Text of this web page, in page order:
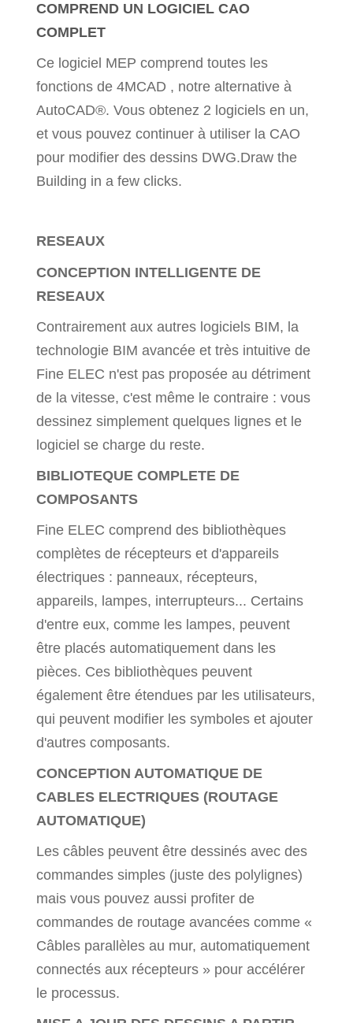
COMPREND UN LOGICIEL CAO
COMPLET
Ce logiciel MEP comprend toutes les
fonctions de 4MCAD , notre alternative à
AutoCAD®. Vous obtenez 2 logiciels en un,
et vous pouvez continuer à utiliser la CAO
pour modifier des dessins DWG.Draw the
Building in a few clicks.
RESEAUX
CONCEPTION INTELLIGENTE DE
RESEAUX
Contrairement aux autres logiciels BIM, la
technologie BIM avancée et très intuitive de
Fine ELEC n'est pas proposée au détriment
de la vitesse, c'est même le contraire : vous
dessinez simplement quelques lignes et le
logiciel se charge du reste.
BIBLIOTEQUE COMPLETE DE
COMPOSANTS
Fine ELEC comprend des bibliothèques
complètes de récepteurs et d'appareils
électriques : panneaux, récepteurs,
appareils, lampes, interrupteurs... Certains
d'entre eux, comme les lampes, peuvent
être placés automatiquement dans les
pièces. Ces bibliothèques peuvent
également être étendues par les utilisateurs,
qui peuvent modifier les symboles et ajouter
d'autres composants.
CONCEPTION AUTOMATIQUE DE
CABLES ELECTRIQUES (ROUTAGE
AUTOMATIQUE)
Les câbles peuvent être dessinés avec des
commandes simples (juste des polylignes)
mais vous pouvez aussi profiter de
commandes de routage avancées comme «
Câbles parallèles au mur, automatiquement
connectés aux récepteurs » pour accélérer
le processus.